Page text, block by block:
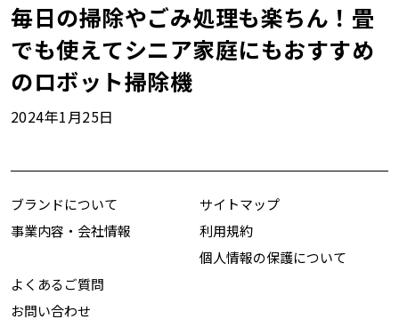
毎日の掃除やごみ処理も楽ちん！畳
でも使えてシニア家庭にもおすすめ
のロボット掃除機
2024年1月25日
ブランドについて
事業内容・会社情報
サイトマップ
利用規約
個人情報の保護について
よくあるご質問
お問い合わせ